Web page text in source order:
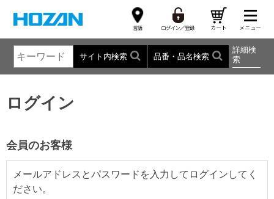
サイト内検索 品番・品名検索
詳細検
索
ログイン
会員のお客様
メールアドレスとパスワードを入力してログインしてく
ださい。